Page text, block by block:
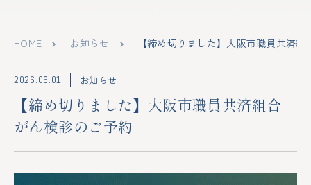
HOME お知らせ 【締め切りました】大阪市職員共済
2026.06.01 お知らせ
【締め切りました】大阪市職員共済組合
がん検診のご予約